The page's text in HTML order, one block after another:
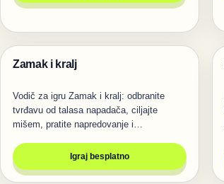
Igre
Zamak i kralj
Vodič za igru Zamak i kralj: odbranite
tvrđavu od talasa napadača, ciljajte
mišem, pratite napredovanje i…
Igraj besplatno